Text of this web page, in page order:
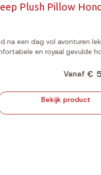
Plush Pillow
na een dag vol avonturen
en royaal gevulde
Vanaf €
Bekijk product